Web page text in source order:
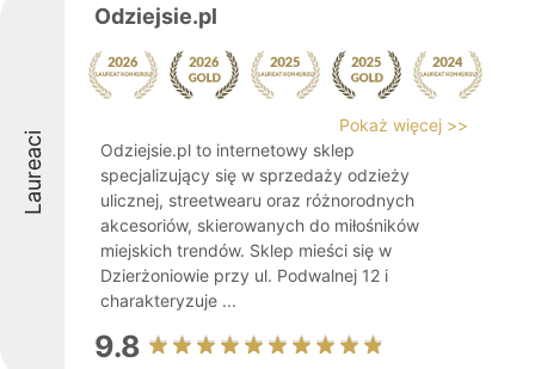
Laureaci
Odziejsie.pl
Pokaż więcej >>
Odziejsie.pl to internetowy sklep
specjalizujący się w sprzedaży odzieży
ulicznej, streetwearu oraz różnorodnych
akcesoriów, skierowanych do miłośników
miejskich trendów. Sklep mieści się w
Dzierżoniowie przy ul. Podwalnej 12 i
charakteryzuje ...
9.8